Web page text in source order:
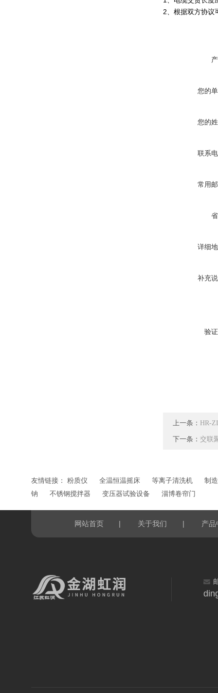
2、根据双方协议
您的
您的
联系
常用
详细
补充
验
上一条： HR-
下一条： 交联
友情链接： 粉质仪 全温恒温摇床 等离子清洗机
制
钠
不锈钢搅拌器 变压器试验设备 淄博卷帘门
网站首页 | 关于我们 | 产品